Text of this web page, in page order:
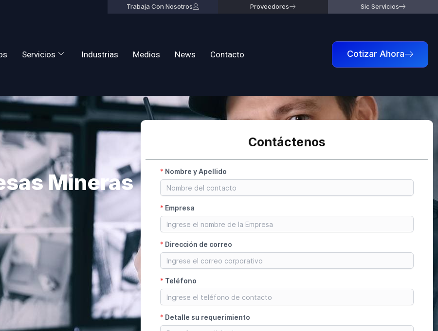
Trabaja Con Nosotros Proveedores Sic Servicios
Servicios Industrias Medios News Contacto Cotizar Ahora
Mineras
Contáctenos